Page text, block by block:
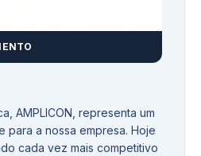
AMPLICON, representa um
para a nossa empresa. Hoje
cada vez mais competitivo